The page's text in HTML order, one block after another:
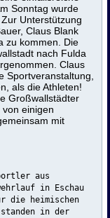
Sonntag wurde
Unterstützung
Claus Blank
zu kommen. Die
nach Fulda
Claus
Sportveranstaltung,
als die Athleten!
Großwallstädter
einigen
mit
aus
in Eschau
die heimischen
in der